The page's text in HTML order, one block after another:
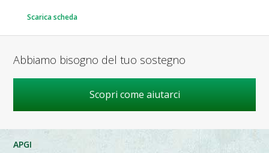
Scarica scheda
Abbiamo bisogno del tuo sostegno
Scopri come aiutarci
APGI